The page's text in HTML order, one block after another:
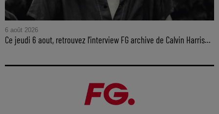
6 août 2026
Ce jeudi 6 aout, retrouvez l'interview FG archive de Calvin Harris...